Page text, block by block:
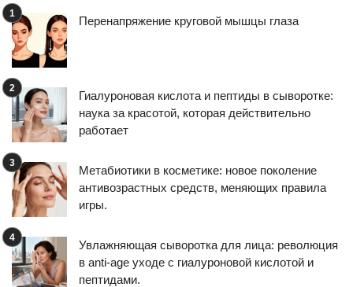
Перенапряжение круговой мышцы глаза
Гиалуроновая кислота и пептиды в сыворотке:
наука за красотой, которая действительно
работает
Метабиотики в косметике: новое поколение
антивозрастных средств, меняющих правила
игры.
Увлажняющая сыворотка для лица: революция
в anti-age уходе с гиалуроновой кислотой и
пептидами.